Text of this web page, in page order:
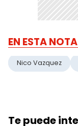
EN ESTA NOTA
Nico Vazquez